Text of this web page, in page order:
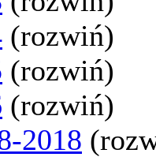
(rozwiń)
(rozwiń)
(rozwiń)
2018